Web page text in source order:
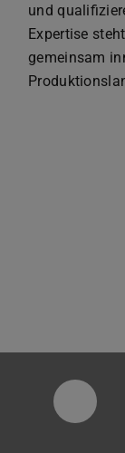
und
Expertise
gemeinsam
PTW